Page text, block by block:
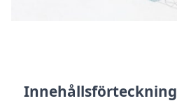
Innehållsförteckning